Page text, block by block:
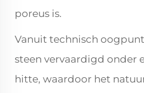
poreus is.
Vanuit technisch
steen vervaardigd onder
hitte, waardoor het